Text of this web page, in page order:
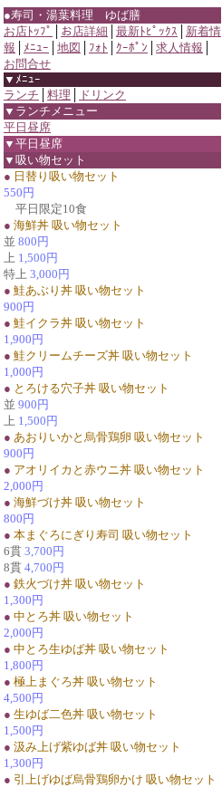
●寿司・湯葉料理 ゆば膳
お店ﾄｯﾌﾟ
お店詳細 最新ﾄﾋﾟｯｸｽ
新着情
報
ﾒﾆｭｰ 地図 ﾌｫﾄ ｸｰﾎﾟﾝ 求人情報
お問合せ
▼ﾒﾆｭｰ
ランチ
料理
ドリンク
▼ランチメニュー
平日昼席
▼平日昼席
▼吸い物セット
● 日替り吸い物セット
550円
平日限定10食
● 海鮮丼 吸い物セット
並 800円
上 1,500円
特上 3,000円
● 鮭あぶり丼 吸い物セット
900円
● 鮭イクラ丼 吸い物セット
1,900円
● 鮭クリームチーズ丼 吸い物セット
1,000円
● とろける穴子丼 吸い物セット
並 900円
上 1,500円
● あおりいかと烏骨鶏卵 吸い物セット
900円
● アオリイカと赤ウニ丼 吸い物セット
2,000円
● 海鮮づけ丼 吸い物セット
800円
● 本まぐろにぎり寿司 吸い物セット
6貫 3,700円
8貫 4,700円
● 鉄火づけ丼 吸い物セット
1,300円
● 中とろ丼 吸い物セット
2,000円
● 中とろ生ゆば丼 吸い物セット
1,800円
● 極上まぐろ丼 吸い物セット
4,500円
● 生ゆば二色丼 吸い物セット
1,500円
● 汲み上げ紫ゆば丼 吸い物セット
1,300円
● 引上げゆば烏骨鶏卵かけ 吸い物セット